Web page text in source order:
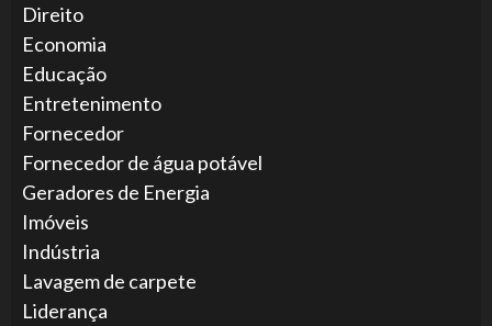
Direito
Economia
Educação
Entretenimento
Fornecedor
Fornecedor de água potável
Geradores de Energia
Imóveis
Indústria
Lavagem de carpete
Liderança